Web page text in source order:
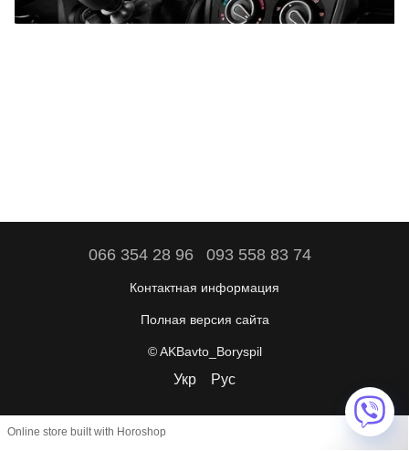
066 354 28 96 093 558 83 74
Контактная информация
Полная версия сайта
© AKBavto_Boryspil
Укр Рус
Online store built with Horoshop